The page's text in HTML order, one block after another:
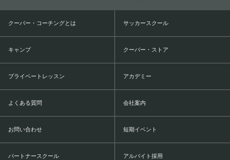
クーバー・コーチングとは サッカースクール
キャンプ クーバー・ストア
プライベートレッスン アカデミー
よくある質問 会社案内
お問い合わせ 短期イベント
パートナースクール アルバイト採用